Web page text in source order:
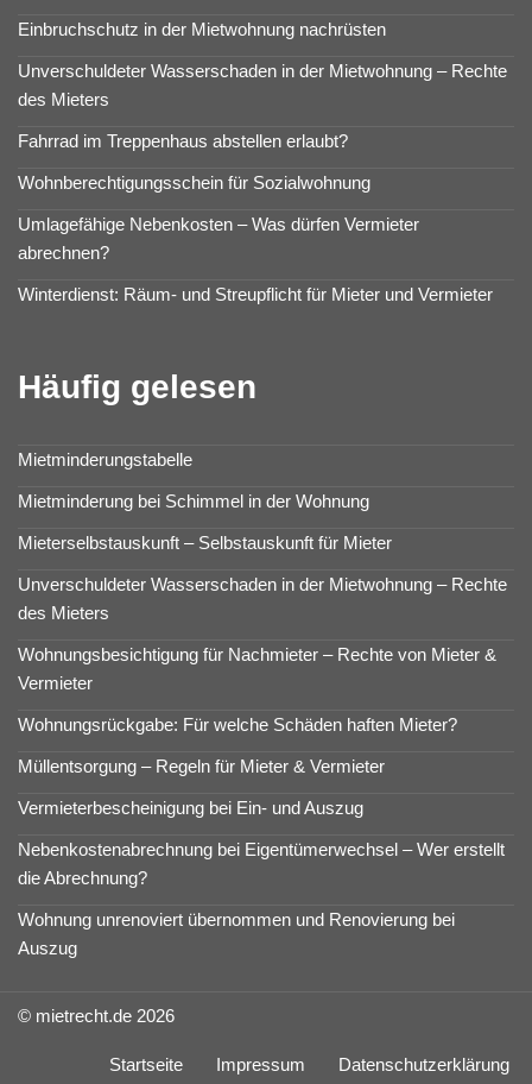
Einbruchschutz in der Mietwohnung nachrüsten
Unverschuldeter Wasserschaden in der Mietwohnung – Rechte
des Mieters
Fahrrad im Treppenhaus abstellen erlaubt?
Wohnberechtigungsschein für Sozialwohnung
Umlagefähige Nebenkosten – Was dürfen Vermieter
abrechnen?
Winterdienst: Räum- und Streupflicht für Mieter und Vermieter
Häufig gelesen
Mietminderungstabelle
Mietminderung bei Schimmel in der Wohnung
Mieterselbstauskunft – Selbstauskunft für Mieter
Unverschuldeter Wasserschaden in der Mietwohnung – Rechte
des Mieters
Wohnungsbesichtigung für Nachmieter – Rechte von Mieter &
Vermieter
Wohnungsrückgabe: Für welche Schäden haften Mieter?
Müllentsorgung – Regeln für Mieter & Vermieter
Vermieterbescheinigung bei Ein- und Auszug
Nebenkostenabrechnung bei Eigentümerwechsel – Wer erstellt
die Abrechnung?
Wohnung unrenoviert übernommen und Renovierung bei
Auszug
© mietrecht.de 2026
Startseite Impressum Datenschutzerklärung